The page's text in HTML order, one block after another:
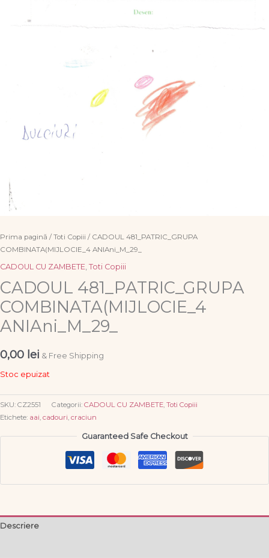
Prima pagină / Toti Copiii / CADOUL 481_PATRIC_GRUPA
COMBINATA(MIJLOCIE_4 ANIAni_M_29_
CADOUL CU ZAMBETE Toti Copiii
CADOUL 481_PATRIC_GRUPA
COMBINATA(MIJLOCIE_4
ANIAni_M_29_
0,00 lei & Free Shipping
Stoc epuizat
SKU: CZ2551 Categorii: CADOUL CU ZAMBETE, Toti Copiii
Etichete: aai, cadouri, craciun
Guaranteed Safe Checkout
Descriere